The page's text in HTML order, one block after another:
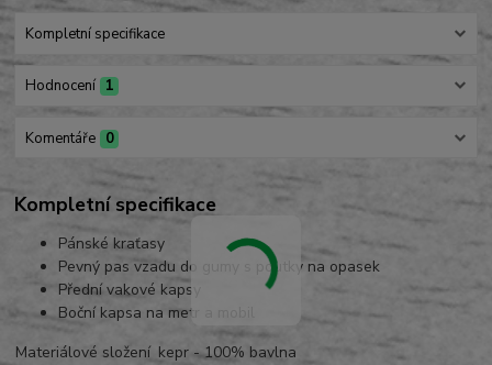
Kompletní specifikace
Hodnocení 1
Komentáře 0
Kompletní specifikace
Pánské kraťasy
Pevný pas vzadu do gumy s poutky na opasek
Přední vakové kapsy
Boční kapsa na metr a mobil
Materiálové složení kepr - 100% bavlna